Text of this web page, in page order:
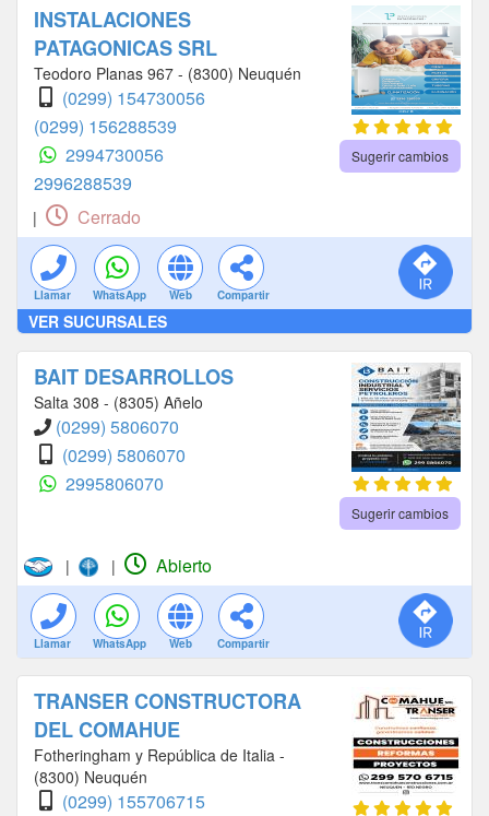
INSTALACIONES
PATAGONICAS SRL
Teodoro Planas 967 - (8300) Neuquén
(0299) 154730056
(0299) 156288539
2994730056
2996288539
Sugerir cambios
| Cerrado
Llamar WhatsApp Web Compartir
VER SUCURSALES
BAIT DESARROLLOS
Salta 308 - (8305) Añelo
(0299) 5806070
(0299) 5806070
2995806070
Sugerir cambios
| | Abierto
Llamar WhatsApp Web Compartir
TRANSER CONSTRUCTORA
DEL COMAHUE
Fotheringham y República de Italia -
(8300) Neuquén
(0299) 155706715